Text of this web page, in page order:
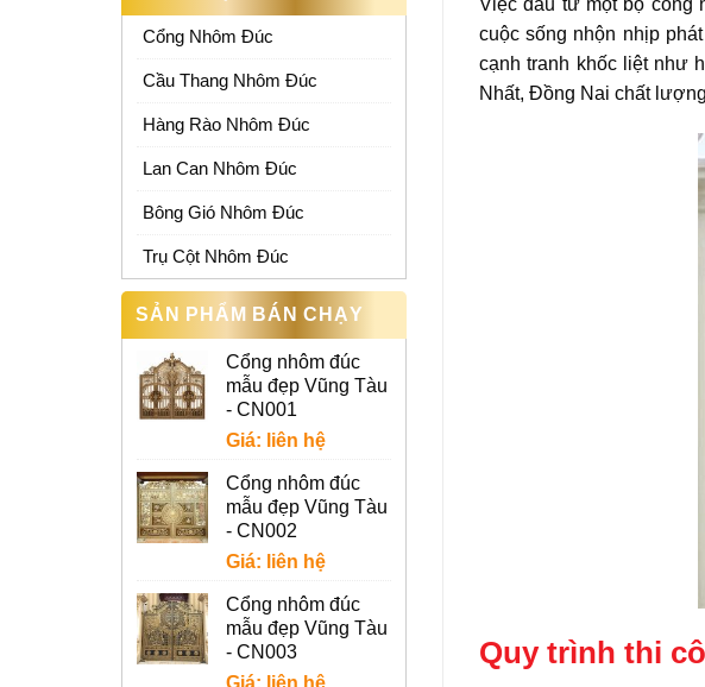
Cổng Nhôm Đúc
Cầu Thang Nhôm Đúc
Hàng Rào Nhôm Đúc
Lan Can Nhôm Đúc
Bông Gió Nhôm Đúc
Trụ Cột Nhôm Đúc
SẢN PHẨM BÁN CHẠY
Cổng nhôm đúc
mẫu đẹp Vũng Tàu
- CN001
Giá: liên hệ
Cổng nhôm đúc
mẫu đẹp Vũng Tàu
- CN002
Giá: liên hệ
Cổng nhôm đúc
mẫu đẹp Vũng Tàu
- CN003
Giá: liên hệ
Việc đầu tư một bộ cổng
cuộc sống nhộn nhịp
cạnh tranh khốc liệt như
Nhất, Đồng Nai chất
Quy trình thi